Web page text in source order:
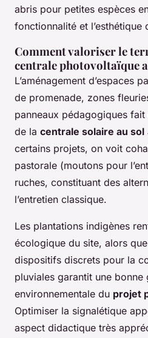
abris pour petites espèces
fonctionnalité et l’esthétique
Comment valoriser le
centrale photovoltaïque
L’aménagement d’espaces
de promenade, zones
panneaux pédagogiques
de la centrale solaire au sol
certains projets, on voit
pastorale (moutons pour
ruches, constituant des
l’entretien classique.
Les plantations indigènes
écologique du site, alors
dispositifs discrets pour la
pluviales garantit une bonne
environnementale du projet
Optimiser la signalétique
aspect didactique très